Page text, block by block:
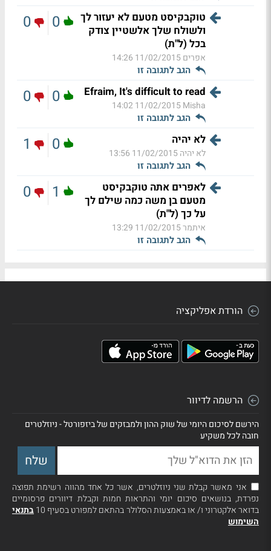
טוקבקיסט מטעם לא יעזור לך
ולשולח שלך אלשטיין צודק
בכל (ל"ת)
אפרים11/02/2015 14:26
הגב לתגובה זו
0
0
Efraim, It's difficult to read
Misha
11/02/2015 14:02
הגב לתגובה זו
0
0
לא יהיה
לא יהיה11/02/2015 13:56
הגב לתגובה זו
0
1
לאפרים אתה טוקבקיסט
מטעם בן משה כמה שילם לך
על כך (ל"ת)
איתמר11/02/2015 13:29
הגב לתגובה זו
1
0
הורדת אפליקציה
הרשמה לדיוור
הירשם לסיכום היומי של שוק ההון ולמבזקים של ביזפורטל - ניוזלטרים
חובה לכל משקיע
אני מאשר קבלת שני ניוזלטרים, אשר כל אחד מהווה רשימת תפוצה
נפרדת, בנושאים סיכום יומי והתראות חמות וקבלת דיוורים פרסומיים
בדואר אלקטרוני ו/ או באמצעות הסלולר בהתאם למפורט בסעיף 10
בתנאי
השימוש